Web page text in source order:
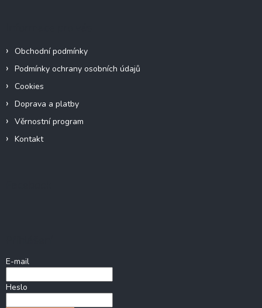
Obchodní podmínky
Podmínky ochrany osobních údajů
Cookies
Doprava a platby
Věrnostní program
Kontakt
E-mail
Heslo